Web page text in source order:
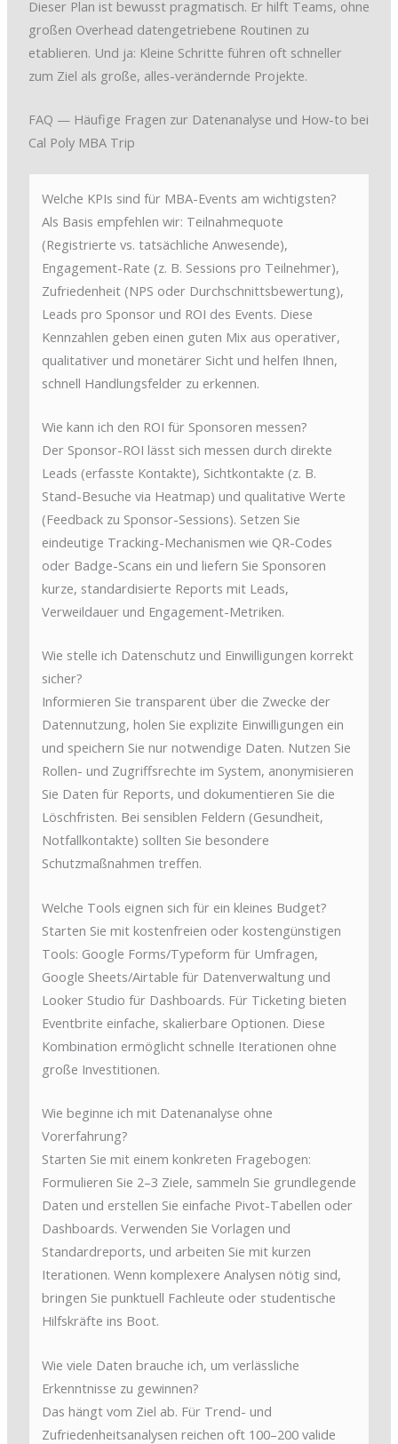
Dieser Plan ist bewusst pragmatisch. Er hilft Teams, ohne
großen Overhead datengetriebene Routinen zu
etablieren. Und ja: Kleine Schritte führen oft schneller
zum Ziel als große, alles-verändernde Projekte.
FAQ — Häufige Fragen zur Datenanalyse und How-to bei
Cal Poly MBA Trip
Welche KPIs sind für MBA-Events am wichtigsten?
Als Basis empfehlen wir: Teilnahmequote
(Registrierte vs. tatsächliche Anwesende),
Engagement-Rate (z. B. Sessions pro Teilnehmer),
Zufriedenheit (NPS oder Durchschnittsbewertung),
Leads pro Sponsor und ROI des Events. Diese
Kennzahlen geben einen guten Mix aus operativer,
qualitativer und monetärer Sicht und helfen Ihnen,
schnell Handlungsfelder zu erkennen.
Wie kann ich den ROI für Sponsoren messen?
Der Sponsor-ROI lässt sich messen durch direkte
Leads (erfasste Kontakte), Sichtkontakte (z. B.
Stand-Besuche via Heatmap) und qualitative Werte
(Feedback zu Sponsor-Sessions). Setzen Sie
eindeutige Tracking-Mechanismen wie QR-Codes
oder Badge-Scans ein und liefern Sie Sponsoren
kurze, standardisierte Reports mit Leads,
Verweildauer und Engagement-Metriken.
Wie stelle ich Datenschutz und Einwilligungen korrekt
sicher?
Informieren Sie transparent über die Zwecke der
Datennutzung, holen Sie explizite Einwilligungen ein
und speichern Sie nur notwendige Daten. Nutzen Sie
Rollen- und Zugriffsrechte im System, anonymisieren
Sie Daten für Reports, und dokumentieren Sie die
Löschfristen. Bei sensiblen Feldern (Gesundheit,
Notfallkontakte) sollten Sie besondere
Schutzmaßnahmen treffen.
Welche Tools eignen sich für ein kleines Budget?
Starten Sie mit kostenfreien oder kostengünstigen
Tools: Google Forms/Typeform für Umfragen,
Google Sheets/Airtable für Datenverwaltung und
Looker Studio für Dashboards. Für Ticketing bieten
Eventbrite einfache, skalierbare Optionen. Diese
Kombination ermöglicht schnelle Iterationen ohne
große Investitionen.
Wie beginne ich mit Datenanalyse ohne
Vorerfahrung?
Starten Sie mit einem konkreten Fragebogen:
Formulieren Sie 2–3 Ziele, sammeln Sie grundlegende
Daten und erstellen Sie einfache Pivot-Tabellen oder
Dashboards. Verwenden Sie Vorlagen und
Standardreports, und arbeiten Sie mit kurzen
Iterationen. Wenn komplexere Analysen nötig sind,
bringen Sie punktuell Fachleute oder studentische
Hilfskräfte ins Boot.
Wie viele Daten brauche ich, um verlässliche
Erkenntnisse zu gewinnen?
Das hängt vom Ziel ab. Für Trend- und
Zufriedenheitsanalysen reichen oft 100–200 valide